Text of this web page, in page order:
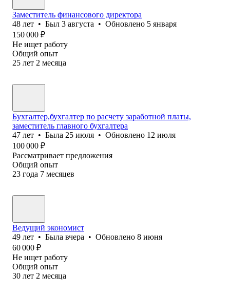
Заместитель финансового директора
48 лет • Был 3 августа • Обновлено 5 января
150 000 ₽
Не ищет работу
Общий опыт
25 лет 2 месяца
Бухгалтер,бухгалтер по расчету заработной платы,
заместитель главного бухгалтера
47 лет • Была 25 июля • Обновлено 12 июля
100 000 ₽
Рассматривает предложения
Общий опыт
23 года 7 месяцев
Ведущий экономист
49 лет • Была вчера • Обновлено 8 июня
60 000 ₽
Не ищет работу
Общий опыт
30 лет 2 месяца